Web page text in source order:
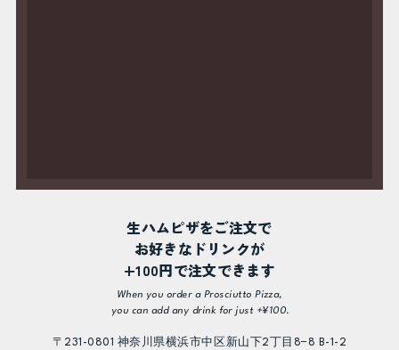
生ハムピザをご注文で
お好きなドリンクが
+100円で注文できます
When you order a Prosciutto Pizza,
you can add any drink for just +¥100.
〒231-0801 神奈川県横浜市中区新山下2丁目8−8 B-1-2